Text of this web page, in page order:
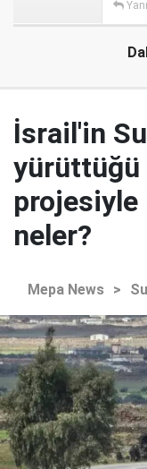
İsrail'in
yürüttüğü
neler?
Mepa News >